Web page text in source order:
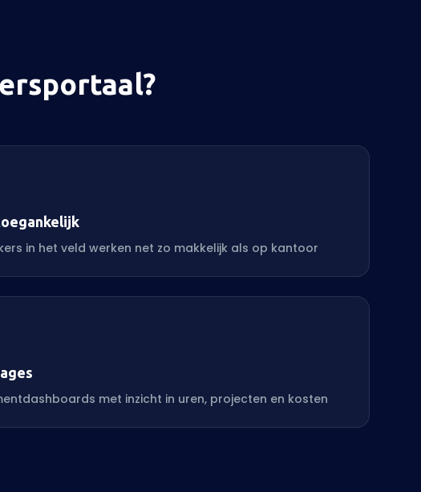
in het veld werken net zo makkelijk als op kantoor
met inzicht in uren, projecten en kosten